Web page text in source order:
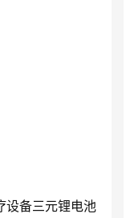
设备三元锂电池